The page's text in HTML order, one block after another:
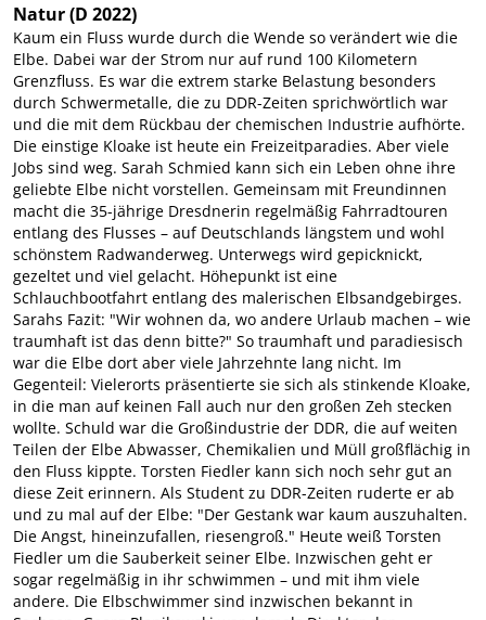
Natur(D 2022)
Kaum ein Fluss wurde durch die Wende so verändert wie die
Elbe. Dabei war der Strom nur auf rund 100 Kilometern
Grenzfluss. Es war die extrem starke Belastung besonders
durch Schwermetalle, die zu DDR-Zeiten sprichwörtlich war
und die mit dem Rückbau der chemischen Industrie aufhörte.
Die einstige Kloake ist heute ein Freizeitparadies. Aber viele
Jobs sind weg. Sarah Schmied kann sich ein Leben ohne ihre
geliebte Elbe nicht vorstellen. Gemeinsam mit Freundinnen
macht die 35-jährige Dresdnerin regelmäßig Fahrradtouren
entlang des Flusses – auf Deutschlands längstem und wohl
schönstem Radwanderweg. Unterwegs wird gepicknickt,
gezeltet und viel gelacht. Höhepunkt ist eine
Schlauchbootfahrt entlang des malerischen Elbsandgebirges.
Sarahs Fazit: "Wir wohnen da, wo andere Urlaub machen – wie
traumhaft ist das denn bitte?" So traumhaft und paradiesisch
war die Elbe dort aber viele Jahrzehnte lang nicht. Im
Gegenteil: Vielerorts präsentierte sie sich als stinkende Kloake,
in die man auf keinen Fall auch nur den großen Zeh stecken
wollte. Schuld war die Großindustrie der DDR, die auf weiten
Teilen der Elbe Abwasser, Chemikalien und Müll großflächig in
den Fluss kippte. Torsten Fiedler kann sich noch sehr gut an
diese Zeit erinnern. Als Student zu DDR-Zeiten ruderte er ab
und zu mal auf der Elbe: "Der Gestank war kaum auszuhalten.
Die Angst, hineinzufallen, riesengroß." Heute weiß Torsten
Fiedler um die Sauberkeit seiner Elbe. Inzwischen geht er
sogar regelmäßig in ihr schwimmen – und mit ihm viele
andere. Die Elbschwimmer sind inzwischen bekannt in